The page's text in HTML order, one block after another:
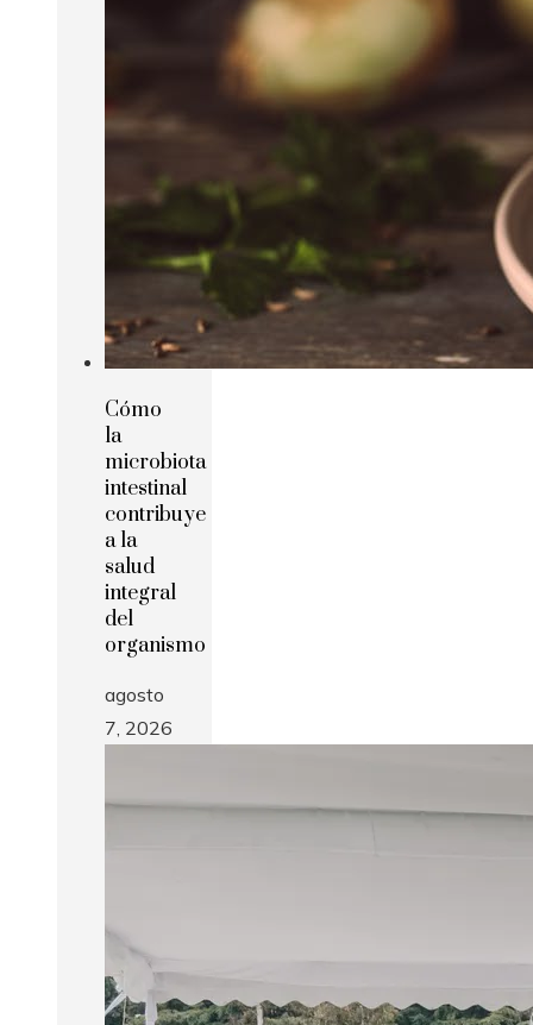
Cómo
la
microbiota
intestinal
contribuye
a la
salud
integral
del
organismo
agosto
7, 2026